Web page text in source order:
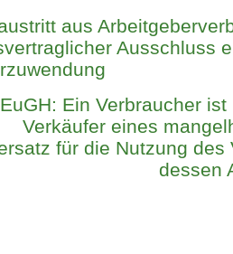
aus
Ausschluss
EuGH: Ein Verbraucher
Verkäufer eines
für die Nutzung des
dessen